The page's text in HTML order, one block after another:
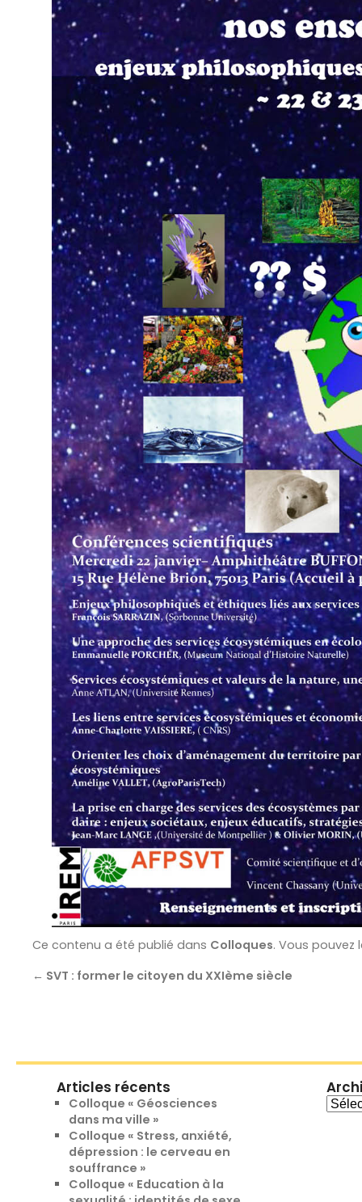
Ce contenu a été publié dans Colloques. Vous
← SVT : former le citoyen du XXIème siècle
Articles récents
Colloque « Géosciences
dans ma ville »
Colloque « Stress, anxiété,
dépression : le cerveau en
souffrance »
Colloque « Education à la